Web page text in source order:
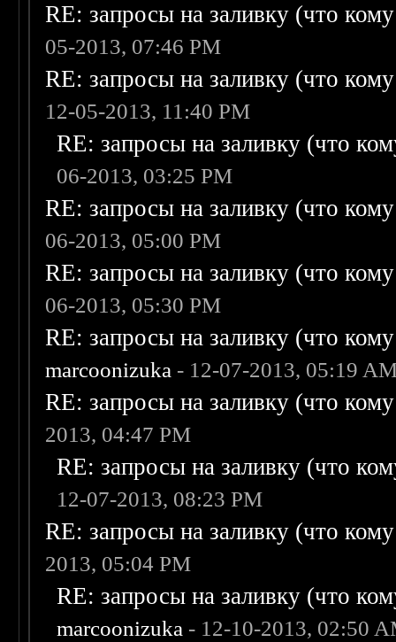
RE: запросы на заливку (что
05-2013, 07:46 PM
RE: запросы на заливку (что
12-05-2013, 11:40 PM
RE: запросы на заливку (что
06-2013, 03:25 PM
RE: запросы на заливку (что
06-2013, 05:00 PM
RE: запросы на заливку (что
06-2013, 05:30 PM
RE: запросы на заливку (что
marcoonizuka - 12-07-2013, 05:19
RE: запросы на заливку (что
2013, 04:47 PM
RE: запросы на заливку (что
12-07-2013, 08:23 PM
RE: запросы на заливку (что
2013, 05:04 PM
RE: запросы на заливку (что
marcoonizuka - 12-10-2013, 02:50